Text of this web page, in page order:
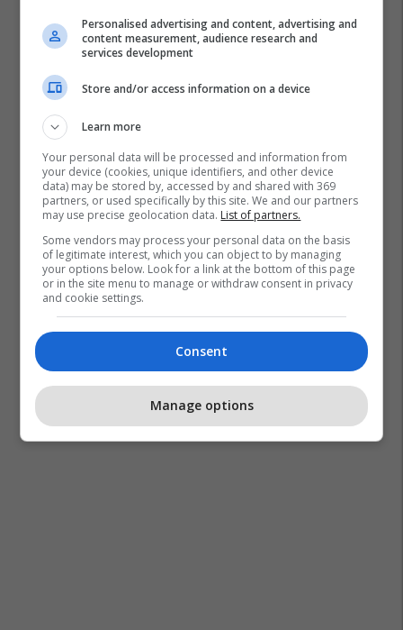
Personalised advertising and content, advertising and
content measurement, audience research and
services development
Store and/or access information on a device
Learn more
Your personal data will be processed and information from
your device (cookies, unique identifiers, and other device
data) may be stored by, accessed by and shared with 369
partners, or used specifically by this site. We and our partners
may use precise geolocation data. List of partners.
Some vendors may process your personal data on the basis
of legitimate interest, which you can object to by managing
your options below. Look for a link at the bottom of this page
or in the site menu to manage or withdraw consent in privacy
and cookie settings.
Consent
Manage options